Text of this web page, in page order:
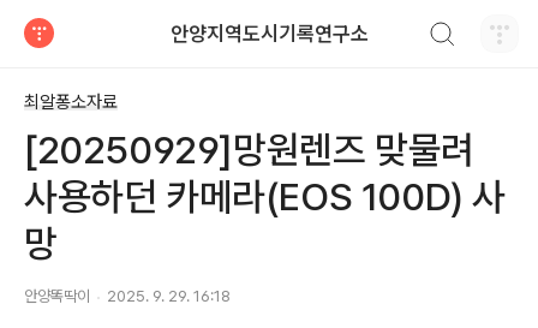
안양지역도시기록연구소
최알퐁소자료
[20250929]망원렌즈 맞물려
사용하던 카메라(EOS 100D) 사
망
안양똑딱이 2025. 9. 29. 16:18